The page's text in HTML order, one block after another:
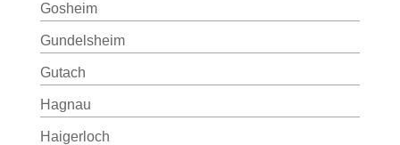
Gosheim
Gundelsheim
Gutach
Hagnau
Haigerloch